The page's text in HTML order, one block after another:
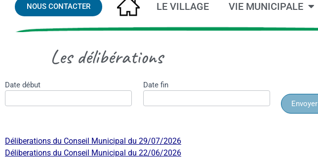
NOUS CONTACTER ACCUEILLE VILLAGE VIE MUNICIPALE
Les délibérations
recherche
Date début Date fin
Envoyer
Déliberations du Conseil Municipal du 29/07/2026
Déliberations du Conseil Municipal du 22/06/2026